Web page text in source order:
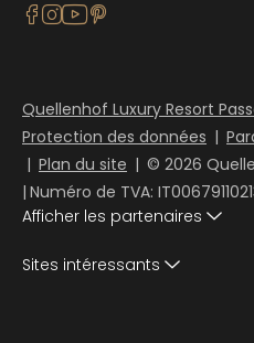
Quellenhof Luxury Resort
Protection des données |
| Plan du site | © 2026
| Numéro de TVA:
Afficher les partenaires
Sites intéressants